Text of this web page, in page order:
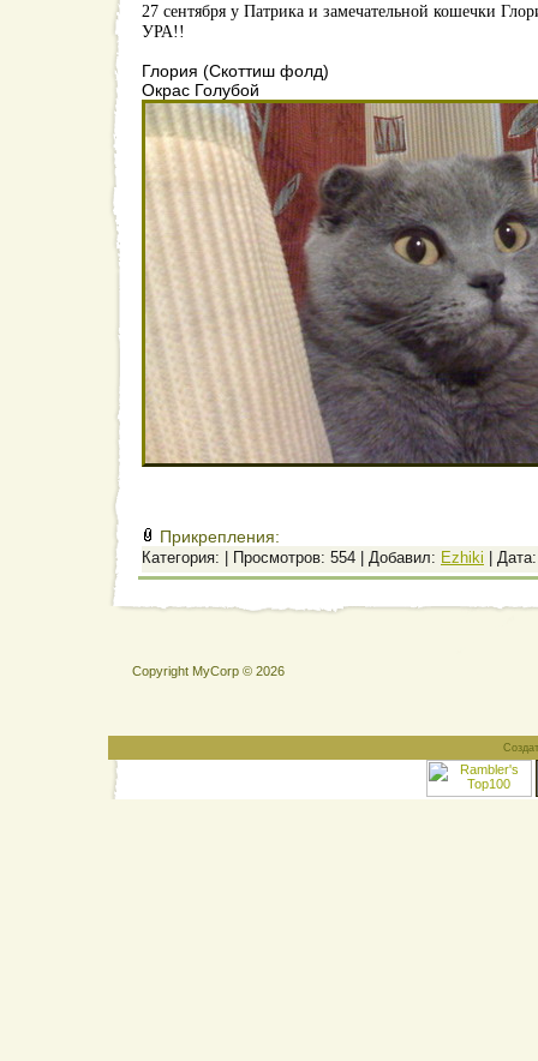
27 сентября у Патрика и замечательной кошечки
УРА!!
Глория (Скоттиш фолд)
Окрас Голубой
Прикрепления:
Категория: | Просмотров: 554 | Добавил: Ezhiki |
Copyright MyCorp © 2026